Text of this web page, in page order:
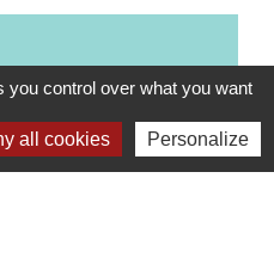
d'entreprise ?
control over what you want
all cookies Personalize